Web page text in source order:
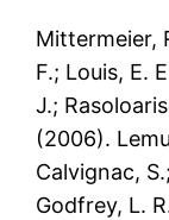
Mittermeier,
F.; Louis, E.
J.;
(2006).
Calvignac,
Godfrey, L.